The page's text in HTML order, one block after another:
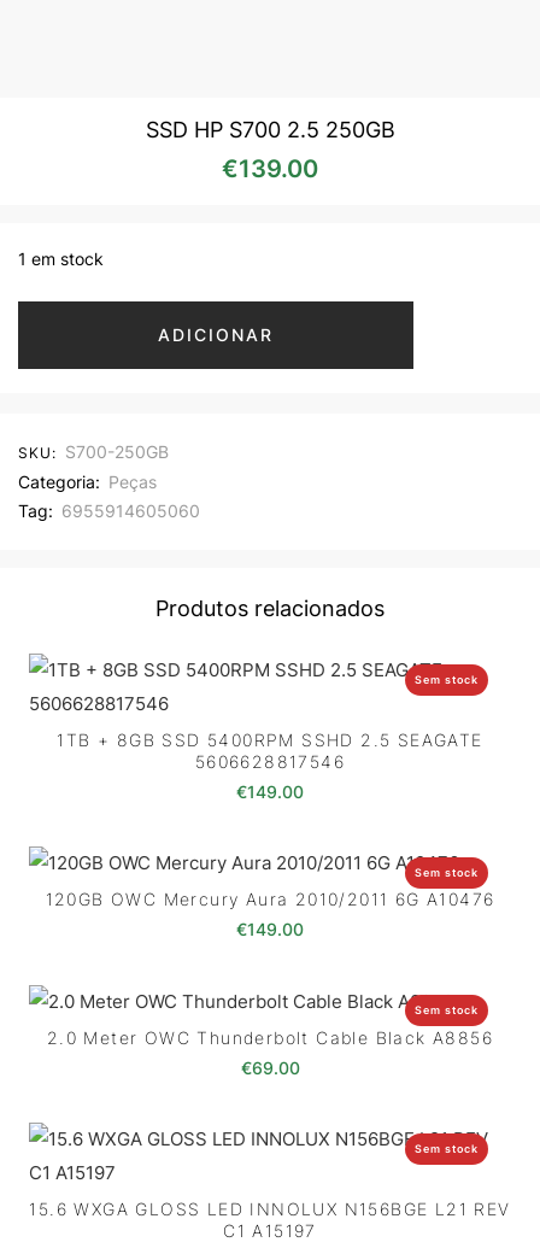
SSD HP S700 2.5 250GB
€139.00
1 em stock
ADICIONAR
SKU: S700-250GB
Categoria: Peças
Tag: 6955914605060
Produtos relacionados
Sem stock
1TB + 8GB SSD 5400RPM SSHD 2.5 SEAGATE
5606628817546
€149.00
Sem stock
120GB OWC Mercury Aura 2010/2011 6G A10476
€149.00
Sem stock
2.0 Meter OWC Thunderbolt Cable Black A8856
€69.00
Sem stock
15.6 WXGA GLOSS LED INNOLUX N156BGE L21 REV
C1 A15197